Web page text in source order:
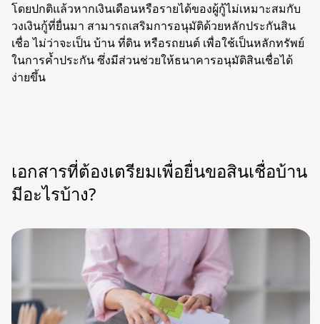
โดยปกติแล้วหากเงินเดือนหรือรายได้ของผู้กู้ไม่เหมาะสมกับ
วงเงินกู้ที่ยื่นมา สามารถเสริมการอนุมัติด้วยหลักประกันสิน
เชื่อ ไม่ว่าจะเป็น บ้าน ที่ดิน หรือรถยนต์ เพื่อใช้เป็นหลักทรัพย์
ในการค้ำประกัน ซึ่งมีส่วนช่วยให้ธนาคารอนุมัติสินเชื่อได้
ง่ายขึ้น
เอกสารที่ต้องเตรียมเพื่อยื่นขอสินเชื่อบ้าน
มีอะไรบ้าง?